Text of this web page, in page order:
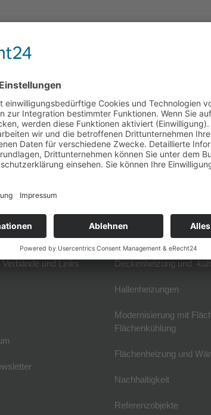
1.8 MB
Nächster
Beitrag:
Geschäftsstelle
und Links
Fachwissen
Fußbodenheizung
Wandflächenheizung
Deckenheizung und -
Hallenheizungen
Modernisierung mit
Flächenkühlung
Flächenheizung und
Nachhaltigkeit
Referenzobjekte